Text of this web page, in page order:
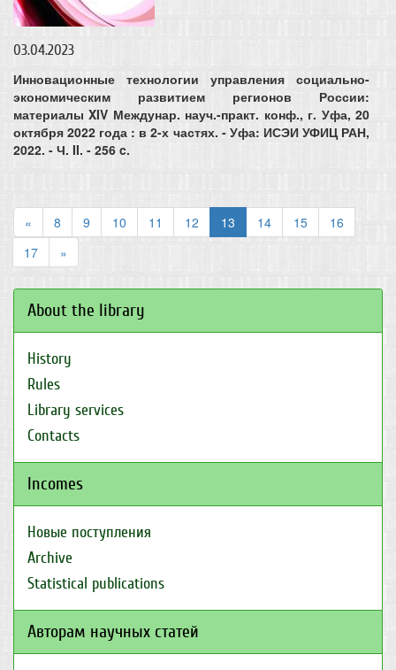
03.04.2023
Инновационные технологии управления социально-
экономическим развитием регионов России:
материалы XIV Междунар. науч.-практ. конф., г. Уфа, 20
октября 2022 года : в 2-х частях. - Уфа: ИСЭИ УФИЦ РАН,
2022. - Ч. II. - 256 c.
« 8 9 10 11 12 13 14 15
16
17
»
About the library
History
Rules
Library services
Contacts
Incomes
Новые поступления
Archive
Statistical publications
Авторам научных статей